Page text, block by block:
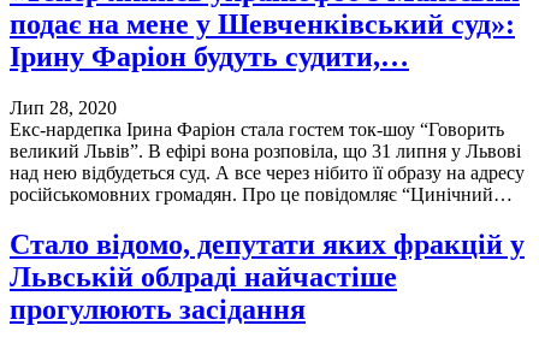
подає на мене у Шевченківський суд»:
Ірину Фаріон будуть судити,…
Лип 28, 2020
Екс-нардепка Ірина Фаріон стала гостем ток-шоу “Говорить
великий Львів”. В ефірі вона розповіла, що 31 липня у Львові
над нею відбудеться суд. А все через нібито її образу на адресу
російськомовних громадян. Про це повідомляє “Цинічний…
Стало відомо, депутати яких фракцій у
Львській облраді найчастіше
прогулюють засідання